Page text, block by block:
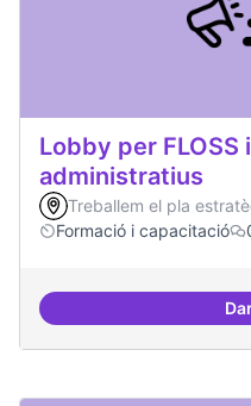
Lobby per
administratius
Treballem el pla
Formació i capacitació